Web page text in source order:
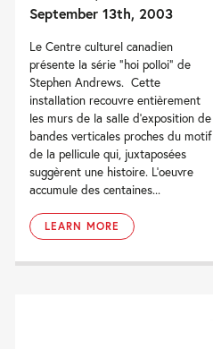
September 13th, 2003
Le Centre culturel canadien
présente la série “hoi polloi” de
Stephen Andrews. Cette
installation recouvre entièrement
les murs de la salle d’exposition de
bandes verticales proches du motif
de la pellicule qui, juxtaposées
suggèrent une histoire. L’oeuvre
accumule des centaines...
LEARN MORE